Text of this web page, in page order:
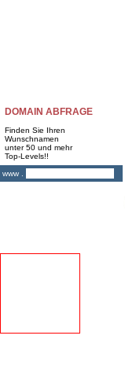
DOMAIN ABFRAGE
Finden Sie Ihren
Wunschnamen
unter 50 und mehr
Top-Levels!!
www .